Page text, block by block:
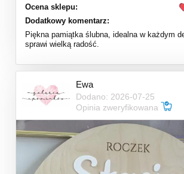
Ocena sklepu:
Dodatkowy komentarz:
Piękna pamiątka ślubna, idealna w każdym
sprawi wielką radość.
Ewa
Dodano: 2026-07-25
Opinia zweryfikowana